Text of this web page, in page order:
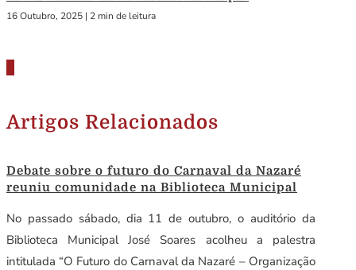
16 Outubro, 2025 | 2 min de leitura
Artigos Relacionados
Debate sobre o futuro do Carnaval da Nazaré
reuniu comunidade na Biblioteca Municipal
No passado sábado, dia 11 de outubro, o auditório da
Biblioteca Municipal José Soares acolheu a palestra
intitulada “O Futuro do Carnaval da Nazaré – Organização